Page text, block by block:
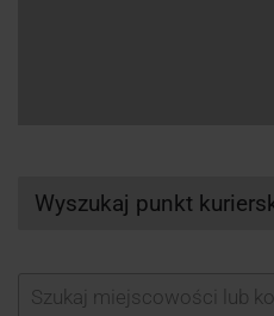
Wyszukaj punkt